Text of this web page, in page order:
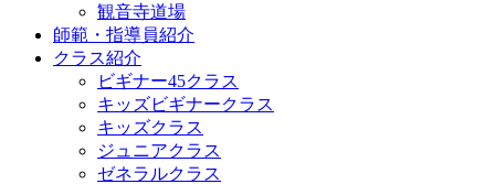
観音寺道場
師範・指導員紹介
クラス紹介
ビギナー45クラス
キッズビギナークラス
キッズクラス
ジュニアクラス
ゼネラルクラス